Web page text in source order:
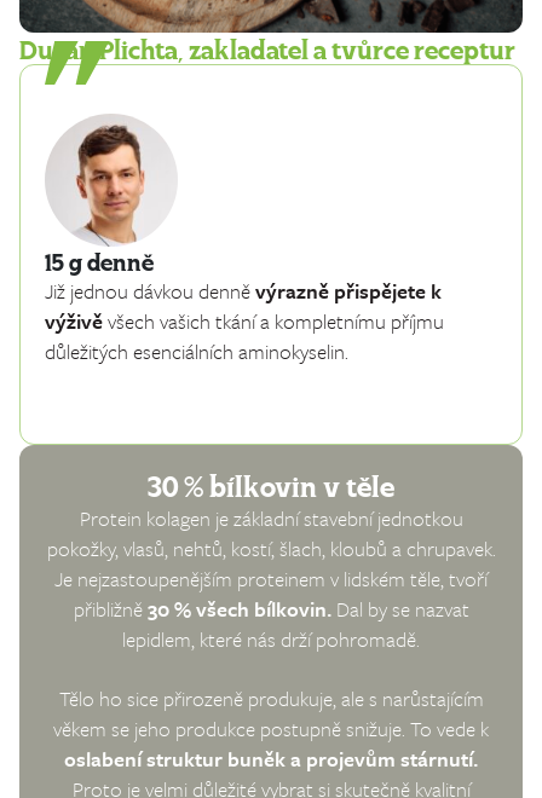
Dušan Plichta, zakladatel a tvůrce receptur
15 g denně
Již jednou dávkou denněvýrazně přispějete k
výživěvšech vašich tkání a kompletnímu příjmu
důležitých esenciálních aminokyselin.
30 % bílkovin v těle
Protein kolagen je základní stavební jednotkou
pokožky, vlasů, nehtů, kostí, šlach, kloubů a chrupavek.
Je nejzastoupenějším proteinem v lidském těle, tvoří
přibližně30 % všech bílkovin.Dal by se nazvat
lepidlem, které nás drží pohromadě.
Tělo ho sice přirozeně produkuje, ale s narůstajícím
věkem se jeho produkce postupně snižuje. To vede k
oslabení struktur buněk a projevům stárnutí.
Proto je velmi důležité vybrat si skutečně kvalitní